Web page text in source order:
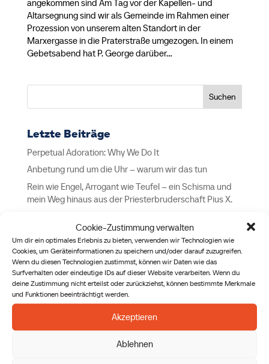
Cookie-Zustimmung verwalten
Um dir ein optimales Erlebnis zu bieten, verwenden wir Technologien wie
Cookies, um Geräteinformationen zu speichern und/oder darauf zuzugreifen.
Wenn du diesen Technologien zustimmst, können wir Daten wie das
Surfverhalten oder eindeutige IDs auf dieser Website verarbeiten. Wenn du
deine Zustimmung nicht erteilst oder zurückziehst, können bestimmte Merkmale
und Funktionen beeinträchtigt werden.
Akzeptieren
Ablehnen
angekommen sind Am Tag vor der Kapellen- und
Altarsegnung sind wir als Gemeinde im Rahmen einer
Prozession von unserem alten Standort in der
Marxergasse in die Praterstraße umgezogen. In einem
Gebetsabend hat P. George darüber...
Suchen
Letzte Beiträge
Perpetual Adoration: Why We Do It
Anbetung rund um die Uhr – warum wir das tun
Rein wie Engel, Arrogant wie Teufel – ein Schisma und
mein Weg hinaus aus der Priesterbruderschaft Pius X.
Way Out of the Society of Saint Pius X
The Fisher of Men Behind the Counter
Archiv